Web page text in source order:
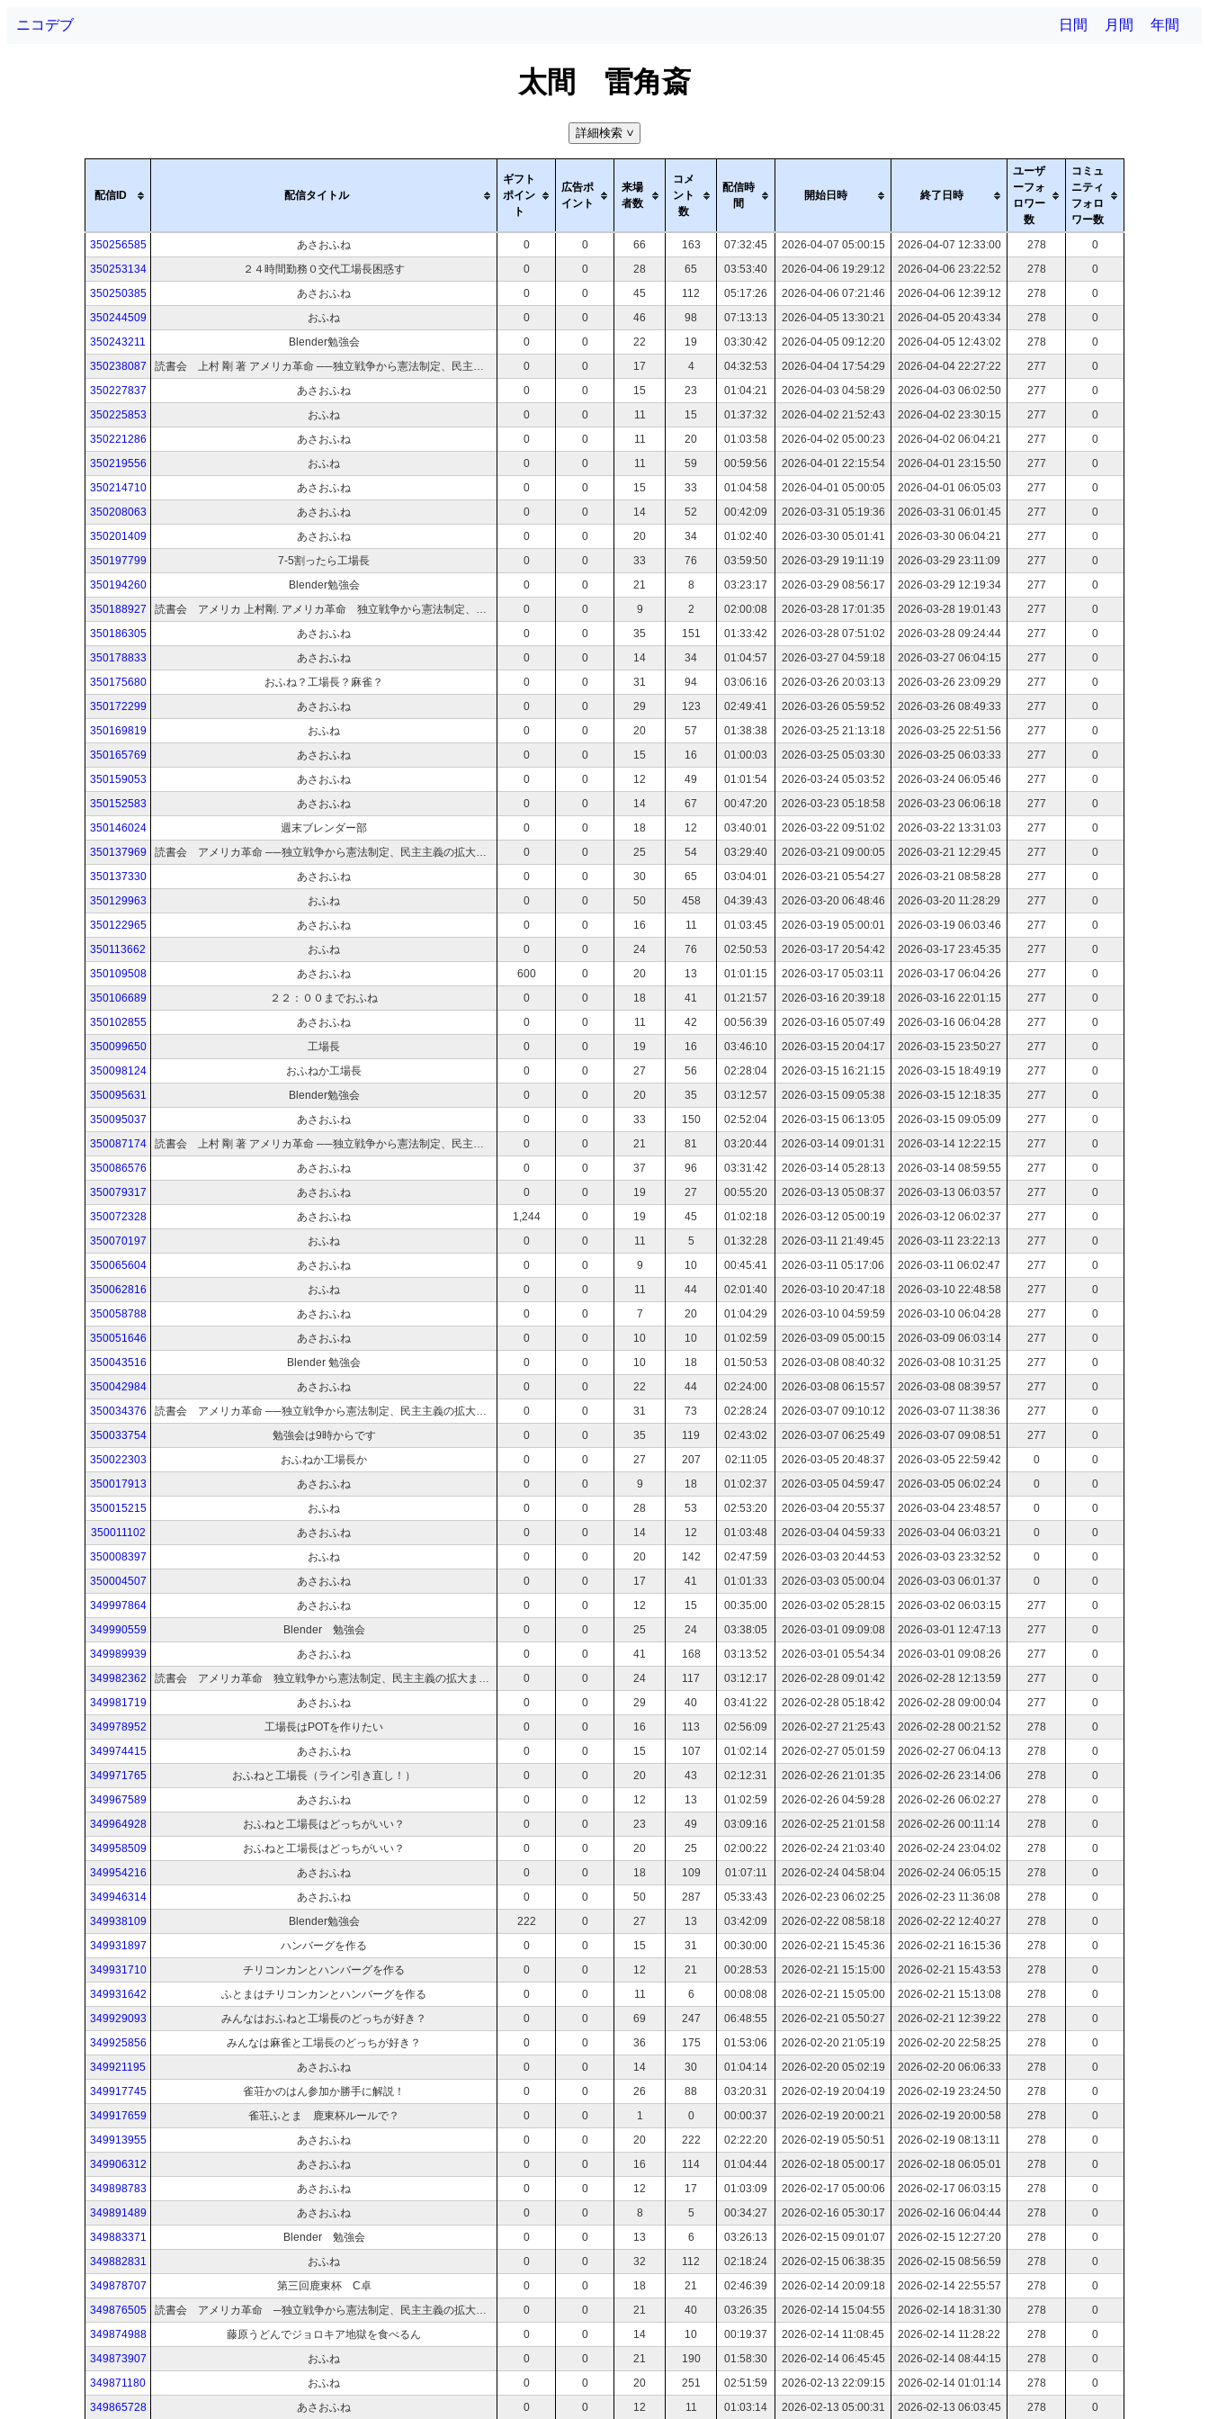
ニコデブ 日間 月間 年間
太間 雷角斎
詳細検索 >
配信ID 配信タイトル
ギフト
ポイン
ト
広告ポ
イント
来場
者数
コメ
ント
数
配信時
間
開始日時 終了日時
ユーザ
ーフォ
ロワー
数
コミュ
ニティ
フォロ
ワー数
350256585
あさおふね 0 0 66 163 07:32:45 2026-04-07 05:00:15 2026-04-07 12:33:00 278
0
350253134
２４時間勤務０交代工場長困惑す 0 0 28 65 03:53:40 2026-04-06 19:29:12 2026-04-06 23:22:52 278
0
350250385
あさおふね 0 0 45 112 05:17:26 2026-04-06 07:21:46 2026-04-06 12:39:12 278
0
350244509
おふね 0 0 46 98 07:13:13 2026-04-05 13:30:21 2026-04-05 20:43:34 278
0
350243211
Blender勉強会 0 0 22 19 03:30:42 2026-04-05 09:12:20 2026-04-05 12:43:02 278
0
350238087
読書会 上村 剛 著 アメリカ革命 ──独立戦争から憲法制定、民主主義の拡大まで 上村剛. アメリカ革命 独立戦争から憲法制定、民主主義の拡大まで 0 0 17 4 04:32:53 2026-04-04 17:54:29 2026-04-04 22:27:22 277
0
350227837
あさおふね 0 0 15 23 01:04:21 2026-04-03 04:58:29 2026-04-03 06:02:50 277
0
350225853
おふね 0 0 11 15 01:37:32 2026-04-02 21:52:43 2026-04-02 23:30:15 277
0
350221286
あさおふね 0 0 11 20 01:03:58 2026-04-02 05:00:23 2026-04-02 06:04:21 277
0
350219556
おふね 0 0 11 59 00:59:56 2026-04-01 22:15:54 2026-04-01 23:15:50 277
0
350214710
あさおふね 0 0 15 33 01:04:58 2026-04-01 05:00:05 2026-04-01 06:05:03 277
0
350208063
あさおふね 0 0 14 52 00:42:09 2026-03-31 05:19:36 2026-03-31 06:01:45 277
0
350201409
あさおふね 0 0 20 34 01:02:40 2026-03-30 05:01:41 2026-03-30 06:04:21 277
0
350197799
7-5割ったら工場長 0 0 33 76 03:59:50 2026-03-29 19:11:19 2026-03-29 23:11:09 277
0
350194260
Blender勉強会 0 0 21 8 03:23:17 2026-03-29 08:56:17 2026-03-29 12:19:34 277
0
350188927
読書会 アメリカ 上村剛. アメリカ革命 独立戦争から憲法制定、民主主義の拡大まで 0 0 9 2 02:00:08 2026-03-28 17:01:35 2026-03-28 19:01:43 277
0
350186305
あさおふね 0 0 35 151 01:33:42 2026-03-28 07:51:02 2026-03-28 09:24:44 277
0
350178833
あさおふね 0 0 14 34 01:04:57 2026-03-27 04:59:18 2026-03-27 06:04:15 277
0
350175680
おふね？工場長？麻雀？ 0 0 31 94 03:06:16 2026-03-26 20:03:13 2026-03-26 23:09:29 277
0
350172299
あさおふね 0 0 29 123 02:49:41 2026-03-26 05:59:52 2026-03-26 08:49:33 277
0
350169819
おふね 0 0 20 57 01:38:38 2026-03-25 21:13:18 2026-03-25 22:51:56 277
0
350165769
あさおふね 0 0 15 16 01:00:03 2026-03-25 05:03:30 2026-03-25 06:03:33 277
0
350159053
あさおふね 0 0 12 49 01:01:54 2026-03-24 05:03:52 2026-03-24 06:05:46 277
0
350152583
あさおふね 0 0 14 67 00:47:20 2026-03-23 05:18:58 2026-03-23 06:06:18 277
0
350146024
週末ブレンダー部 0 0 18 12 03:40:01 2026-03-22 09:51:02 2026-03-22 13:31:03 277
0
350137969
読書会 アメリカ革命 ──独立戦争から憲法制定、民主主義の拡大まで 上村剛. アメリカ革命 独立戦争から憲法制定、民主主義の拡大まで 0 0 25 54 03:29:40 2026-03-21 09:00:05 2026-03-21 12:29:45 277
0
350137330
あさおふね 0 0 30 65 03:04:01 2026-03-21 05:54:27 2026-03-21 08:58:28 277
0
350129963
おふね 0 0 50 458 04:39:43 2026-03-20 06:48:46 2026-03-20 11:28:29 277
0
350122965
あさおふね 0 0 16 11 01:03:45 2026-03-19 05:00:01 2026-03-19 06:03:46 277
0
350113662
おふね 0 0 24 76 02:50:53 2026-03-17 20:54:42 2026-03-17 23:45:35 277
0
350109508
あさおふね 600 0 20 13 01:01:15 2026-03-17 05:03:11 2026-03-17 06:04:26 277
0
350106689
２２：００までおふね 0 0 18 41 01:21:57 2026-03-16 20:39:18 2026-03-16 22:01:15 277
0
350102855
あさおふね 0 0 11 42 00:56:39 2026-03-16 05:07:49 2026-03-16 06:04:28 277
0
350099650
工場長 0 0 19 16 03:46:10 2026-03-15 20:04:17 2026-03-15 23:50:27 277
0
350098124
おふねか工場長 0 0 27 56 02:28:04 2026-03-15 16:21:15 2026-03-15 18:49:19 277
0
350095631
Blender勉強会 0 0 20 35 03:12:57 2026-03-15 09:05:38 2026-03-15 12:18:35 277
0
350095037
あさおふね 0 0 33 150 02:52:04 2026-03-15 06:13:05 2026-03-15 09:05:09 277
0
350087174
読書会 上村 剛 著 アメリカ革命 ──独立戦争から憲法制定、民主主義の拡大まで 上村剛. アメリカ革命 独立戦争から憲法制定、民主主義の拡大まで 0 0 21 81 03:20:44 2026-03-14 09:01:31 2026-03-14 12:22:15 277
0
350086576
あさおふね 0 0 37 96 03:31:42 2026-03-14 05:28:13 2026-03-14 08:59:55 277
0
350079317
あさおふね 0 0 19 27 00:55:20 2026-03-13 05:08:37 2026-03-13 06:03:57 277
0
350072328
あさおふね 1,244 0 19 45 01:02:18 2026-03-12 05:00:19 2026-03-12 06:02:37 277
0
350070197
おふね 0 0 11 5 01:32:28 2026-03-11 21:49:45 2026-03-11 23:22:13 277
0
350065604
あさおふね 0 0 9 10 00:45:41 2026-03-11 05:17:06 2026-03-11 06:02:47 277
0
350062816
おふね 0 0 11 44 02:01:40 2026-03-10 20:47:18 2026-03-10 22:48:58 277
0
350058788
あさおふね 0 0 7 20 01:04:29 2026-03-10 04:59:59 2026-03-10 06:04:28 277
0
350051646
あさおふね 0 0 10 10 01:02:59 2026-03-09 05:00:15 2026-03-09 06:03:14 277
0
350043516
Blender 勉強会 0 0 10 18 01:50:53 2026-03-08 08:40:32 2026-03-08 10:31:25 277
0
350042984
あさおふね 0 0 22 44 02:24:00 2026-03-08 06:15:57 2026-03-08 08:39:57 277
0
350034376
読書会 アメリカ革命 ──独立戦争から憲法制定、民主主義の拡大まで 上村剛. アメリカ革命 独立戦争から憲法制定、民主主義の拡大まで 0 0 31 73 02:28:24 2026-03-07 09:10:12 2026-03-07 11:38:36 277
0
350033754
勉強会は9時からです 0 0 35 119 02:43:02 2026-03-07 06:25:49 2026-03-07 09:08:51 277
0
350022303
おふねか工場長か 0 0 27 207 02:11:05 2026-03-05 20:48:37 2026-03-05 22:59:42 0
0
350017913
あさおふね 0 0 9 18 01:02:37 2026-03-05 04:59:47 2026-03-05 06:02:24 0
0
350015215
おふね 0 0 28 53 02:53:20 2026-03-04 20:55:37 2026-03-04 23:48:57 0
0
350011102
あさおふね 0 0 14 12 01:03:48 2026-03-04 04:59:33 2026-03-04 06:03:21 0
0
350008397
おふね 0 0 20 142 02:47:59 2026-03-03 20:44:53 2026-03-03 23:32:52 0
0
350004507
あさおふね 0 0 17 41 01:01:33 2026-03-03 05:00:04 2026-03-03 06:01:37 0
0
349997864
あさおふね 0 0 12 15 00:35:00 2026-03-02 05:28:15 2026-03-02 06:03:15 277
0
349990559
Blender 勉強会 0 0 25 24 03:38:05 2026-03-01 09:09:08 2026-03-01 12:47:13 277
0
349989939
あさおふね 0 0 41 168 03:13:52 2026-03-01 05:54:34 2026-03-01 09:08:26 277
0
349982362
読書会 アメリカ革命 独立戦争から憲法制定、民主主義の拡大まで 上村剛. アメリカ革命 独立戦争から憲法制定、民主主義の拡大まで 0 0 24 117 03:12:17 2026-02-28 09:01:42 2026-02-28 12:13:59 277
0
349981719
あさおふね 0 0 29 40 03:41:22 2026-02-28 05:18:42 2026-02-28 09:00:04 277
0
349978952
工場長はPOTを作りたい 0 0 16 113 02:56:09 2026-02-27 21:25:43 2026-02-28 00:21:52 278
0
349974415
あさおふね 0 0 15 107 01:02:14 2026-02-27 05:01:59 2026-02-27 06:04:13 278
0
349971765
おふねと工場長（ライン引き直し！） 0 0 20 43 02:12:31 2026-02-26 21:01:35 2026-02-26 23:14:06 278
0
349967589
あさおふね 0 0 12 13 01:02:59 2026-02-26 04:59:28 2026-02-26 06:02:27 278
0
349964928
おふねと工場長はどっちがいい？ 0 0 23 49 03:09:16 2026-02-25 21:01:58 2026-02-26 00:11:14 278
0
349958509
おふねと工場長はどっちがいい？ 0 0 20 25 02:00:22 2026-02-24 21:03:40 2026-02-24 23:04:02 278
0
349954216
あさおふね 0 0 18 109 01:07:11 2026-02-24 04:58:04 2026-02-24 06:05:15 278
0
349946314
あさおふね 0 0 50 287 05:33:43 2026-02-23 06:02:25 2026-02-23 11:36:08 278
0
349938109
Blender勉強会 222 0 27 13 03:42:09 2026-02-22 08:58:18 2026-02-22 12:40:27 278
0
349931897
ハンバーグを作る 0 0 15 31 00:30:00 2026-02-21 15:45:36 2026-02-21 16:15:36 278
0
349931710
チリコンカンとハンバーグを作る 0 0 12 21 00:28:53 2026-02-21 15:15:00 2026-02-21 15:43:53 278
0
349931642
ふとまはチリコンカンとハンバーグを作る 0 0 11 6 00:08:08 2026-02-21 15:05:00 2026-02-21 15:13:08 278
0
349929093
みんなはおふねと工場長のどっちが好き？ 0 0 69 247 06:48:55 2026-02-21 05:50:27 2026-02-21 12:39:22 278
0
349925856
みんなは麻雀と工場長のどっちが好き？ 0 0 36 175 01:53:06 2026-02-20 21:05:19 2026-02-20 22:58:25 278
0
349921195
あさおふね 0 0 14 30 01:04:14 2026-02-20 05:02:19 2026-02-20 06:06:33 278
0
349917745
雀荘かのはん参加か勝手に解説！ 0 0 26 88 03:20:31 2026-02-19 20:04:19 2026-02-19 23:24:50 278
0
349917659
雀荘ふとま 鹿東杯ルールで？ 0 0 1 0 00:00:37 2026-02-19 20:00:21 2026-02-19 20:00:58 278
0
349913955
あさおふね 0 0 20 222 02:22:20 2026-02-19 05:50:51 2026-02-19 08:13:11 278
0
349906312
あさおふね 0 0 16 114 01:04:44 2026-02-18 05:00:17 2026-02-18 06:05:01 278
0
349898783
あさおふね 0 0 12 17 01:03:09 2026-02-17 05:00:06 2026-02-17 06:03:15 278
0
349891489
あさおふね 0 0 8 5 00:34:27 2026-02-16 05:30:17 2026-02-16 06:04:44 278
0
349883371
Blender 勉強会 0 0 13 6 03:26:13 2026-02-15 09:01:07 2026-02-15 12:27:20 278
0
349882831
おふね 0 0 32 112 02:18:24 2026-02-15 06:38:35 2026-02-15 08:56:59 278
0
349878707
第三回鹿東杯 C卓 0 0 18 21 02:46:39 2026-02-14 20:09:18 2026-02-14 22:55:57 278
0
349876505
読書会 アメリカ革命 ─独立戦争から憲法制定、民主主義の拡大まで 0 0 21 40 03:26:35 2026-02-14 15:04:55 2026-02-14 18:31:30 278
0
349874988
藤原うどんでジョロキア地獄を食べるん 0 0 14 10 00:19:37 2026-02-14 11:08:45 2026-02-14 11:28:22 278
0
349873907
おふね 0 0 21 190 01:58:30 2026-02-14 06:45:45 2026-02-14 08:44:15 278
0
349871180
おふね 0 0 20 251 02:51:59 2026-02-13 22:09:15 2026-02-14 01:01:14 278
0
349865728
あさおふね 0 0 12 11 01:03:14 2026-02-13 05:00:31 2026-02-13 06:03:45 278 0